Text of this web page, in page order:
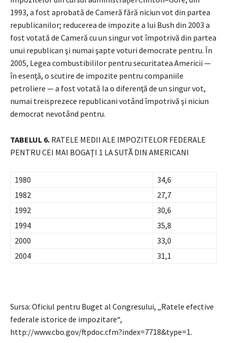
1993, a fost aprobată de Cameră fără niciun vot din partea
republicanilor; reducerea de impozite a lui Bush din 2003 a
fost votată de Cameră cu un singur vot împotrivă din partea
unui republican şi numai şapte voturi democrate pentru. În
2005, Legea combustibililor pentru securitatea Americii —
în esenţă, o scutire de impozite pentru companiile
petroliere — a fost votată la o diferenţă de un singur vot,
numai treisprezece republicani votând împotrivă şi niciun
democrat nevotând pentru.
TABELUL 6. RATELE MEDII ALE IMPOZITELOR FEDERALE
PENTRU CEI MAI BOGAŢI 1 LA SUTÃ DIN AMERICANI
1980
34,6
1982
27,7
1992
30,6
1994
35,8
2000
33,0
2004
31,1
Sursa: Oficiul pentru Buget al Congresului, „Ratele efective
federale istorice de impozitare“,
http://www.cbo.gov/ftpdoc.cfm?index=7718&type=1.